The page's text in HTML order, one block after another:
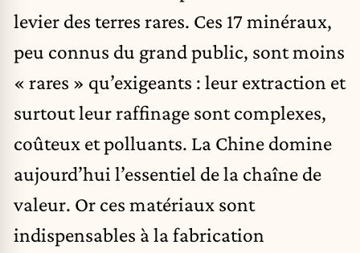
levier des terres rares. Ces 17 minéraux,
peu connus du grand public, sont moins
« rares » qu’exigeants : leur extraction et
surtout leur raffinage sont complexes,
coûteux et polluants. La Chine domine
aujourd’hui l’essentiel de la chaîne de
valeur. Or ces matériaux sont
indispensables à la fabrication